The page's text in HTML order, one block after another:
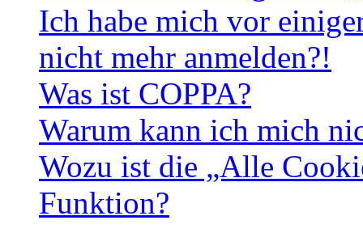
Ich habe mich vor
nicht mehr anmelden?!
Was ist COPPA?
Warum kann ich mich
Wozu ist die „Alle
Funktion?